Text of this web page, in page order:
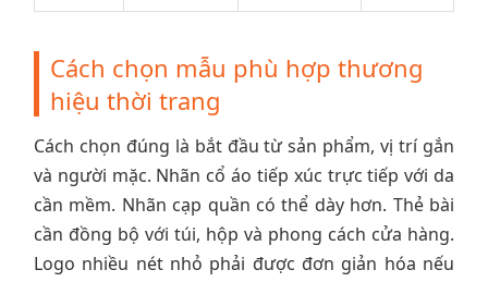
Cách chọn mẫu phù hợp thương
hiệu thời trang
Cách chọn đúng là bắt đầu từ sản phẩm, vị trí gắn
và người mặc. Nhãn cổ áo tiếp xúc trực tiếp với da
cần mềm. Nhãn cạp quần có thể dày hơn. Thẻ bài
cần đồng bộ với túi, hộp và phong cách cửa hàng.
Logo nhiều nét nhỏ phải được đơn giản hóa nếu